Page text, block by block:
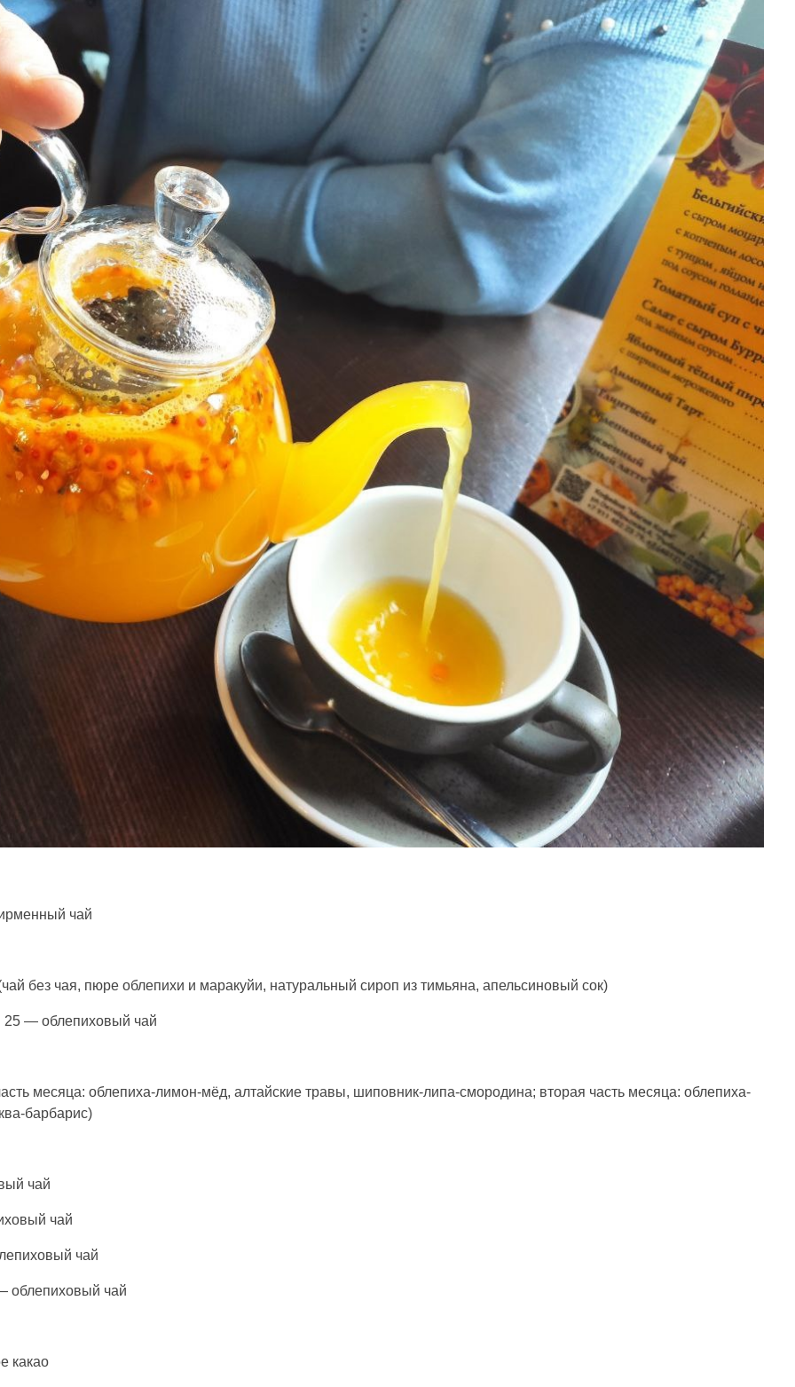
чай
без чая, пюре облепихи и маракуйи, натуральный сироп из тимьяна, апельсиновый сок)
— облепиховый чай
месяца: облепиха-лимон-мёд, алтайские травы, шиповник-липа-смородина; вторая часть месяца: облепиха-
барбарис)
чай
чай
чай
облепиховый чай
какао